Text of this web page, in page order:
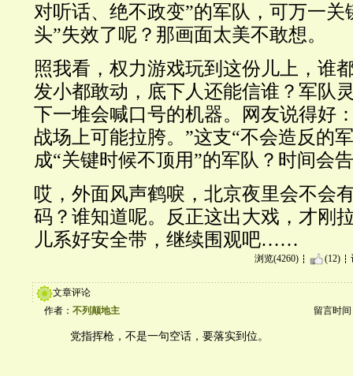
对听话、绝不政变”的军队，可万一关
头”失效了呢？那画面太美不敢想。
照我看，权力游戏玩到这份儿上，谁
发小都敢动，底下人还能信谁？军队
下一堆会喊口号的机器。网友说得好
战场上可能拉胯。”这支“不会造反的
成“关键时候不顶用”的军队？时间会
哎，外面风声鹤唳，北京夜里会不会
码？谁知道呢。反正这出大戏，才刚
儿系好安全带，继续围观吧……
浏览(4260) (12)
文章评论
作者： 不列颠地主 留言时间
党指挥枪，不是一句空话，要落实到位。